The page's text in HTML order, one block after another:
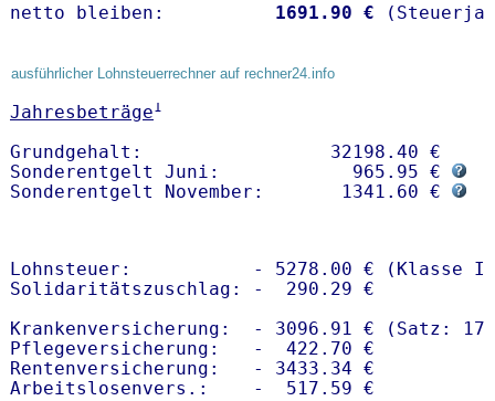
netto bleiben: 1691.90 €
ausführlicher Lohnsteuerrechner auf rechner24.info
Jahresbeträge1
Grundgehalt:                 32198.40 €
Sonderentgelt Juni:            965.95 €
Sonderentgelt November:       1341.60 €
Lohnsteuer:           - 5278.00 € (Klasse I)
Solidaritätszuschlag: -  290.29 €
Krankenversicherung:  - 3096.91 € (Satz:
Pflegeversicherung:   -  422.70 €
Rentenversicherung:   - 3433.34 €
Arbeitslosenvers.:    -  517.59 €